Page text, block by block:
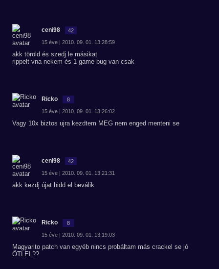
ceni98 42
15 éve | 2010. 09. 01. 13:28:59
akk töröld és szedj le másikat
rippelt vna nekem és 1 game bug van csak
Ricko 8
15 éve | 2010. 09. 01. 13:26:02
Vagy 10x biztos ujra kezdtem MEG nem enged menteni se
ceni98 42
15 éve | 2010. 09. 01. 13:21:31
akk kezdj újat hidd el beválik
Ricko 8
15 éve | 2010. 09. 01. 13:19:03
Magyarito patch van egyéb nincs probáltam más crackel se jó
ÖTLEL??